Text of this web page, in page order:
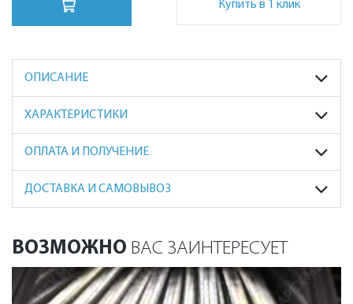
Купить в 1 клик
ОПИСАНИЕ
ХАРАКТЕРИСТИКИ
ОПЛАТА И ПОЛУЧЕНИЕ
ДОСТАВКА И САМОВЫВОЗ
ВОЗМОЖНО ВАС ЗАИНТЕРЕСУЕТ